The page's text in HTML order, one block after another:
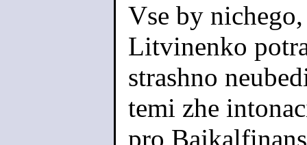
Vse by
Litvinenko
strashno
temi zhe
pro